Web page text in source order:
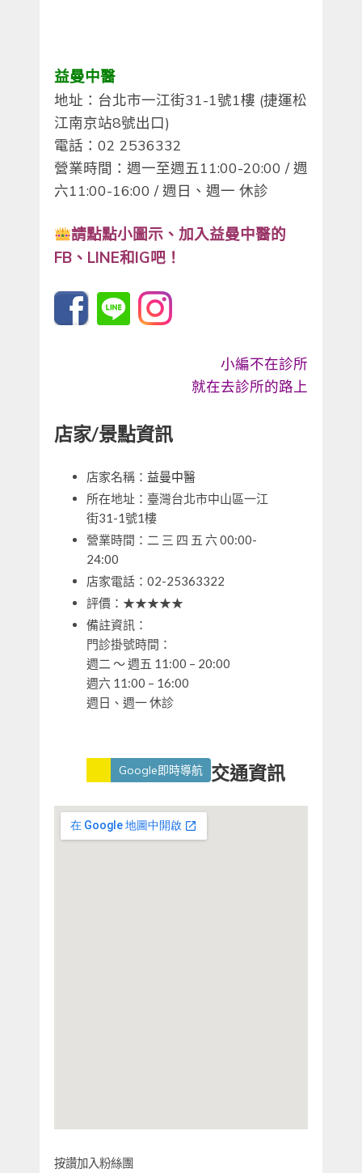
益曼中醫
地址：台北市一江街31-1號1樓 (捷運松
江南京站8號出口)
電話：02 2536332
營業時間：週一至週五11:00-20:00 / 週
六11:00-16:00 / 週日、週一 休診
請點點小圖示、加入益曼中醫的
FB、LINE和IG吧！
小編不在診所
就在去診所的路上
店家/景點資訊
店家名稱： 益曼中醫
所在地址：臺灣台北市中山區一江
街31-1號1樓
營業時間：二 三 四 五 六 00:00-
24:00
店家電話：02-25363322
評價：★★★★★
備註資訊：
門診掛號時間：
週二 ～ 週五 11:00 – 20:00
週六 11:00 – 16:00
週日、週一 休診
Google即時導航 交通資訊
按讚加入粉絲團